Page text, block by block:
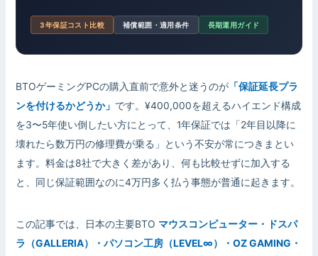
3年保証コスト比較 補償範囲・適用条件 長期運用ガイド
BTOゲーミングPCの購入直前で意外と迷うのが 「保証延長プラ
ンを付けるかどうか」 です。¥400,000を超えるハイエンド構成
を3〜5年使い倒したい方にとって、1年保証では「2年目以降に
壊れたら数万円の修理費が乗る」という不安が常につきまとい
ます。料金は8社で大きく差があり、何も比較せずに加入する
と、同じ保証範囲なのに4万円多く払う事態が普通に起きます。
この記事では、日本の主要BTO マウスコンピューター・ドスパ
ラ（GALLERIA）・パソコン工房（LEVEL∞）・OZ GAMING・